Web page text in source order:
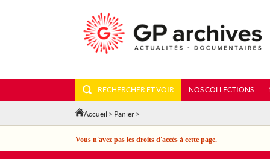
RECHERCHER ET VOIR NOS COLLECTIONS
Accueil > Panier >
Vous n'avez pas les droits d'accès à cette page.